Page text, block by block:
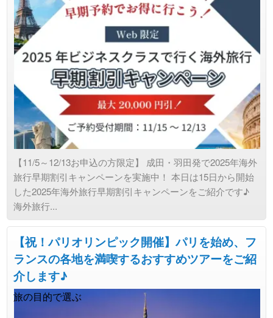
【11/5～12/13お申込の方限定】 成田・羽田発で2025年海外
旅行早期割引キャンペーンを実施中！ 本日は15日から開始
した2025年海外旅行早期割引キャンペーンをご紹介です♪
海外旅行...
【祝！パリオリンピック開催】パリを始め、フ
ランスの各地を満喫するおすすめツアーをご紹
介します♪
旅の目的で選ぶ